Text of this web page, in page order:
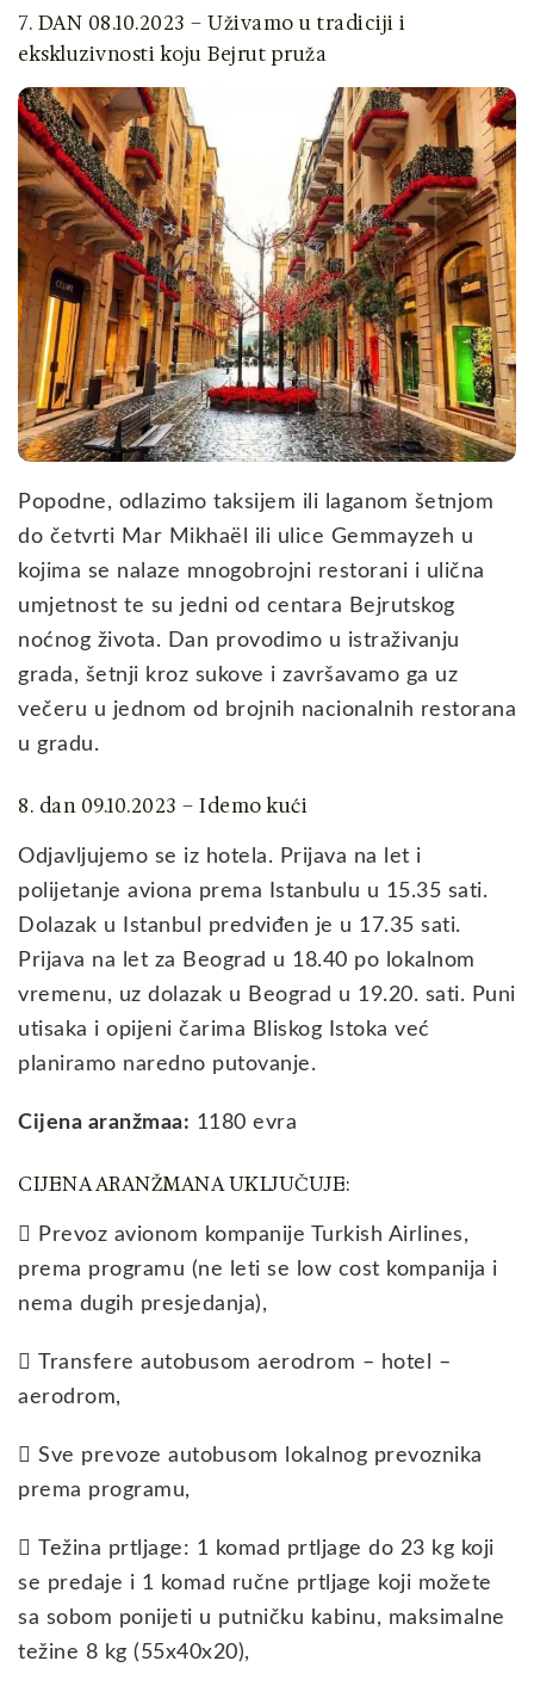
7. DAN 08.10.2023 – Uživamo u tradiciji i
ekskluzivnosti koju Bejrut pruža
Popodne, odlazimo taksijem ili laganom šetnjom
do četvrti Mar Mikhaël ili ulice Gemmayzeh u
kojima se nalaze mnogobrojni restorani i ulična
umjetnost te su jedni od centara Bejrutskog
noćnog života. Dan provodimo u istraživanju
grada, šetnji kroz sukove i završavamo ga uz
večeru u jednom od brojnih nacionalnih restorana
u gradu.
8. dan 09.10.2023 – Idemo kući
Odjavljujemo se iz hotela. Prijava na let i
polijetanje aviona prema Istanbulu u 15.35 sati.
Dolazak u Istanbul predviđen je u 17.35 sati.
Prijava na let za Beograd u 18.40 po lokalnom
vremenu, uz dolazak u Beograd u 19.20. sati. Puni
utisaka i opijeni čarima Bliskog Istoka već
planiramo naredno putovanje.
Cijena aranžmaa: 1180 evra
CIJENA ARANŽMANA UKLJUČUJE:
 Prevoz avionom kompanije Turkish Airlines,
prema programu (ne leti se low cost kompanija i
nema dugih presjedanja),
 Transfere autobusom aerodrom – hotel –
aerodrom,
 Sve prevoze autobusom lokalnog prevoznika
prema programu,
 Težina prtljage: 1 komad prtljage do 23 kg koji
se predaje i 1 komad ručne prtljage koji možete
sa sobom ponijeti u putničku kabinu, maksimalne
težine 8 kg (55x40x20),